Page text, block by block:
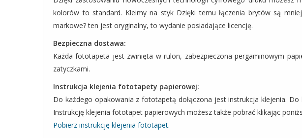
kolorów to standard. Kleimy na styk Dzięki temu łączenia brytów są
markowe? ten jest oryginalny, to wydanie posiadające licencję.
Bezpieczna dostawa:
Każda fototapeta jest zwinięta w rulon, zabezpieczona pergaminowym
zatyczkami.
Instrukcja klejenia fototapety papierowej:
Do każdego opakowania z fototapetą dołączona jest instrukcja klejenia.
Instrukcję klejenia fototapet papierowych możesz także pobrać klikając
Pobierz instrukcję klejenia fototapet.